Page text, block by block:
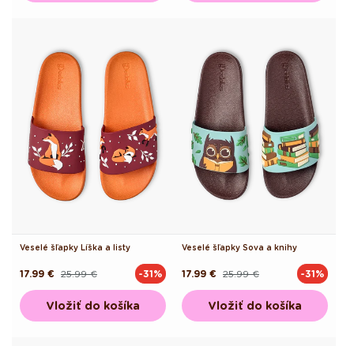
Veselé šľapky Líška a listy
Pôvodná25.99 €
Akciová
17.99 € -31%
Vložiť do košíka
Veselé šľapky Sova a knihy
Pôvodná25.99 €
Akciová
17.99 € -31%
Vložiť do košíka